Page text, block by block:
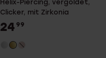
Helix-Piercing, vergoldet,
Clicker, mit Zirkonia
24 99